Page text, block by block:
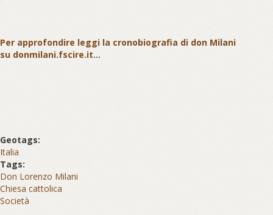
Per approfondire leggi la cronobiografia di don Milani
su donmilani.fscire.it...
Geotags:
Italia
Tags:
Don Lorenzo Milani
Chiesa cattolica
Società